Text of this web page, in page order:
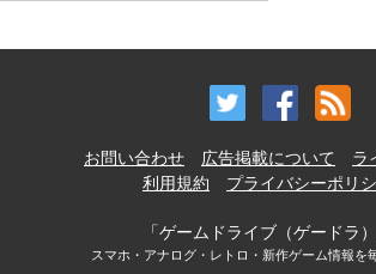
お問い合わせ 広告掲載について
ラ
利用規約
プライバシーポリ
「ゲームドライブ（ゲードラ）
スマホ・アナログ・レトロ・新作ゲーム情報を